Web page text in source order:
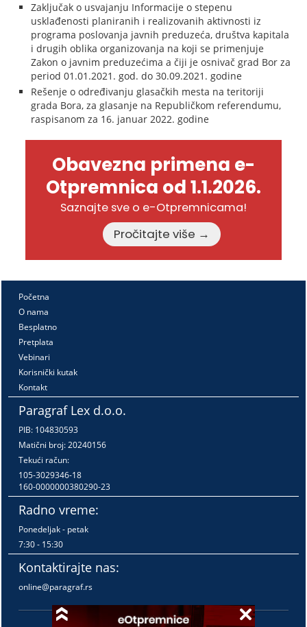
Zaključak o usvajanju Informacije o stepenu
usklađenosti planiranih i realizovanih aktivnosti iz
programa poslovanja javnih preduzeća, društva kapitala
i drugih oblika organizovanja na koji se primenjuje
Zakon o javnim preduzećima a čiji je osnivač grad Bor za
period 01.01.2021. god. do 30.09.2021. godine
Rešenje o određivanju glasačkih mesta na teritoriji
grada Bora, za glasanje na Republičkom referendumu,
raspisanom za 16. januar 2022. godine
Obavezna primena e-
Otpremnica od 1.1.2026.
Saznajte sve o e-Otpremnicama!
Pročitajte više →
Početna
O nama
Besplatno
Pretplata
Vebinari
Korisnički kutak
Kontakt
Paragraf Lex d.o.o.
PIB: 104830593
Matični broj: 20240156
Tekući račun:
105-3029346-18
160-0000000380290-23
Radno vreme:
Ponedeljak - petak
7:30 - 15:30
Kontaktirajte nas:
online@paragraf.rs